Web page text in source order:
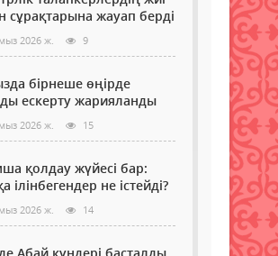
егде
Осы
күні
бірі.
Сол
–
сұрақтарына жауап берді
2026 ж. 9
бірнеше өңірде
ескерту жарияланды
2026 ж. 15
қолдау жүйесі бар:
ілінбегендер не істейді?
2026 ж. 14
Абай күндері басталды